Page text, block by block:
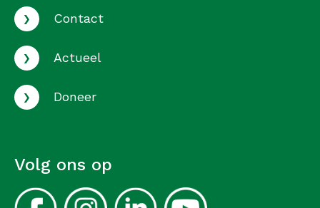
› Contact
› Actueel
› Doneer
Volg ons op